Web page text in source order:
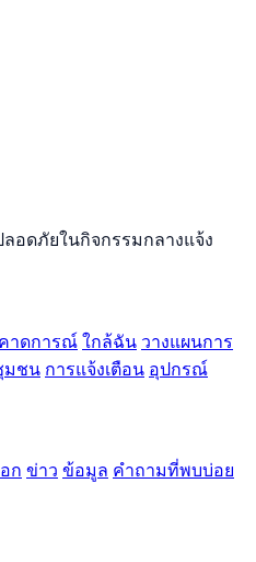
ดภัยในกิจกรรมกลางแจ้ง
าดการณ์ใกล้ฉัน วางแผนการ
มชน การแจ้งเตือน อุปกรณ์
ก ข่าว ข้อมูล คำถามที่พบบ่อย